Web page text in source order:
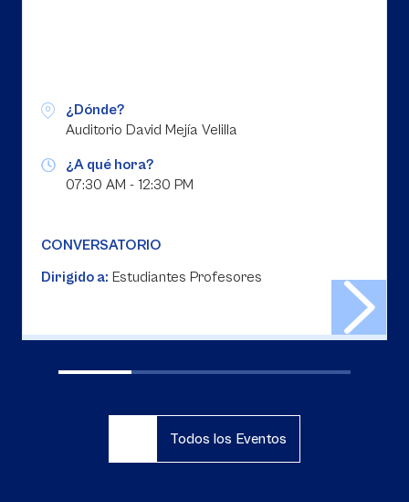
¿Dónde?
Auditorio David Mejía Velilla
¿A qué hora?
07:30 AM - 12:30 PM
CONVERSATORIO
Dirigido a: Estudiantes Profesores
Todos los Eventos